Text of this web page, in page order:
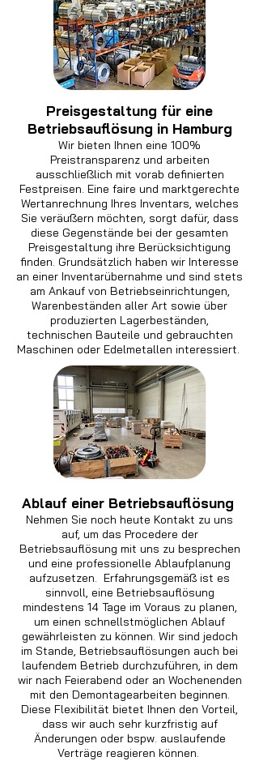
Preisgestaltung für eine
Betriebsauflösung in Hamburg
Wir bieten Ihnen eine 100%
Preistransparenz und arbeiten
ausschließlich mit vorab definierten
Festpreisen. Eine faire und marktgerechte
Wertanrechnung Ihres Inventars, welches
Sie veräußern möchten, sorgt dafür, dass
diese Gegenstände bei der gesamten
Preisgestaltung ihre Berücksichtigung
finden. Grundsätzlich haben wir Interesse
an einer Inventarübernahme und sind stets
am Ankauf von Betriebseinrichtungen,
Warenbeständen aller Art sowie über
produzierten Lagerbeständen,
technischen Bauteile und gebrauchten
Maschinen oder Edelmetallen interessiert.
Ablauf einer Betriebsauflösung
Nehmen Sie noch heute Kontakt zu uns
auf, um das Procedere der
Betriebsauflösung mit uns zu besprechen
und eine professionelle Ablaufplanung
aufzusetzen. Erfahrungsgemäß ist es
sinnvoll, eine Betriebsauflösung
mindestens 14 Tage im Voraus zu planen,
um einen schnellstmöglichen Ablauf
gewährleisten zu können. Wir sind jedoch
im Stande, Betriebsauflösungen auch bei
laufendem Betrieb durchzuführen, in dem
wir nach Feierabend oder an Wochenenden
mit den Demontagearbeiten beginnen.
Diese Flexibilität bietet Ihnen den Vorteil,
dass wir auch sehr kurzfristig auf
Änderungen oder bspw. auslaufende
Verträge reagieren können.